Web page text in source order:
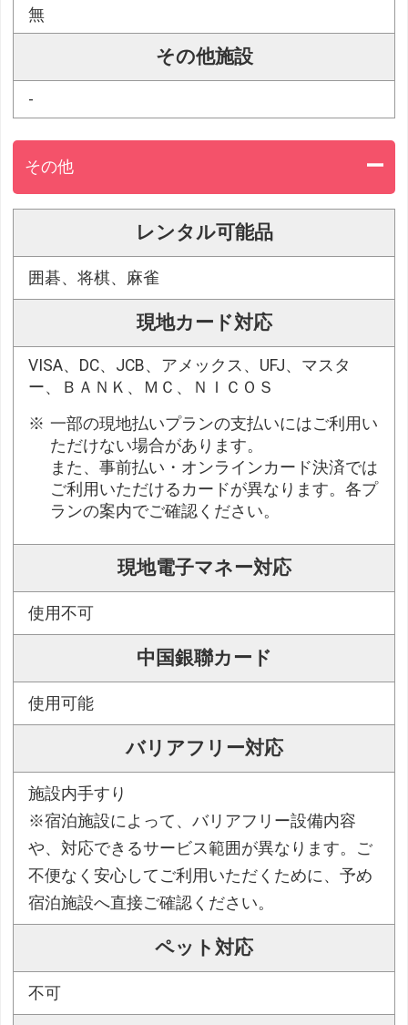
無
その他施設
-
その他
レンタル可能品
囲碁、将棋、麻雀
現地カード対応
VISA、DC、JCB、アメックス、UFJ、マスタ
ー、ＢＡＮＫ、ＭＣ、ＮＩＣＯＳ
一部の現地払いプランの支払いにはご利用い
ただけない場合があります。
また、事前払い・オンラインカード決済では
ご利用いただけるカードが異なります。各プ
ランの案内でご確認ください。
現地電子マネー対応
使用不可
中国銀聯カード
使用可能
バリアフリー対応
施設内手すり
※宿泊施設によって、バリアフリー設備内容
や、対応できるサービス範囲が異なります。ご
不便なく安心してご利用いただくために、予め
宿泊施設へ直接ご確認ください。
ペット対応
不可